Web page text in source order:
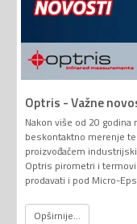
Optris - Važne
Nakon više od 20
beskontaktno merenje
proizvođačem
Optris pirometri i
prodavati i pod Micro-
Opširnije...